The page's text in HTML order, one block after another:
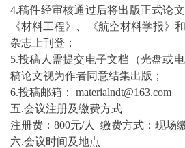
4.稿件经审核通过后将出版正式论
《材料工程》、《航空材料学报》
杂志上刊登；
5.投稿人需提交电子文档（光盘或
稿论文视为作者同意结集出版；
6.投稿邮箱： materialndt@163.com
五.会议注册及缴费方式
注册费：800元/人 缴费方式：现场
六.会议时间及地点